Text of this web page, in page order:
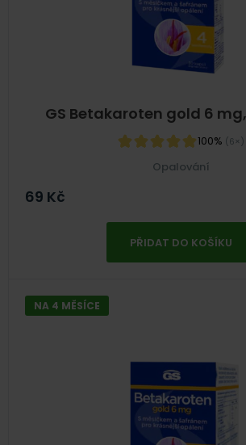
GS Betakaroten gold 6
100% (6×)
Opalování
69 Kč
PŘIDAT DO KOŠÍKU
NA 4 MĚSÍCE